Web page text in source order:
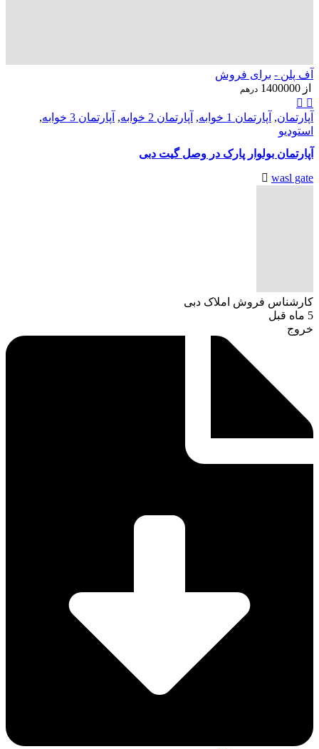
آف پلن - برای فروش
از 1400000 درهم
آپارتمان, آپارتمان 1 خوابه , آپارتمان 2 خوابه , آپارتمان 3 خوابه
,
استودیو
آپارتمان بولوار پارک در وصل گیت دبی
wasl gate
کارشناس فروش املاک دبی
5 ماه قبل
خروج